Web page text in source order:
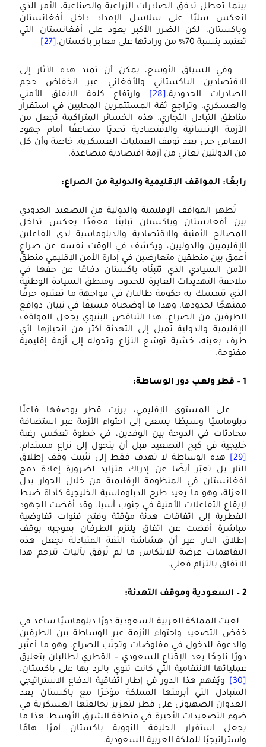
بينما تعطل تدفق الصادرات الزراعية والصناعية، الأمر الذي
انعكس سلبًا على سلاسل الإمداد داخل أفغانستان
وباكستان، لكن الضرر الأكبر يعود على أفغانستان التي
تعتمد بنسبة 70% من ورادتها على معابر باكستان.
[27]
وفي السياق الأوسع، يمكن أن تمتد هذه الآثار إلى
الاقتصادين الباكستاني والأفغاني عبر انخفاض حجم
الصادرات الحدودية، [28]
وارتفاع كلفة الانفاق الأمني
والعسكري، وتراجع ثقة المستثمرين المحليين في استقرار
مناطق التبادل التجاري. هذه الخسائر المتراكمة تجعل من
الأزمة الإنسانية والاقتصادية تحديًا مضاعفًا أمام جهود
التعافي حتى بعد توقف العمليات العسكرية، خاصة وأن كل
من الدولتين تعاني من أزمة اقتصادية متصاعدة.
رابعًا: المواقف الإقليمية والدولية من الصراع:
تُظهر المواقف الإقليمية والدولية من التصعيد الحدودي
بين أفغانستان وباكستان تباينًا معقّدًا يعكس تداخل
المصالح الأمنية والاقتصادية والدبلوماسية لدى الفاعلين
الإقليميين والدوليين، ويكشف في الوقت نفسه عن صراعٍ
أعمق بين منطقين متعارضين في إدارة الأمن الإقليمي منطق
الأمن السيادي الذي تتبنّاه باكستان دفاعًا عن حقها في
ملاحقة التهديدات العابرة للحدود، ومنطق السيادة الوطنية
الذي تتمسك به حكومة طالبان في مواجهة ما تعتبره خرقًا
ممنهجًا لحدودها، وهذا ما أوضحناه مسبقًا في تبيان دوافع
الطرفين من الصراع. هذا التناقض البنيوي يجعل المواقف
الإقليمية والدولية تميل إلى التهدئة أكثر من انحيازها لأي
طرف بعينه، خشية توسّع النزاع وتحوله إلى أزمة إقليمية
مفتوحة.
1 – قطر ولعب دور الوساطة:
على المستوى الإقليمي، برزت قطر بوصفها فاعلًا
دبلوماسيًا وسـيطًا يسعى إلى احتواء الأزمة عبر استضافة
محادثات في الدوحة بين الوفدين، في خطوة تعكس رغبة
خليجية في كبح التصعيد قبل أن يتحول إلى نزاع مستدام.
[29]
هذه الوساطة لا تهدف فقط إلى تثبيت وقف إطلاق
النار بل تعبّر أيضًا عن إدراك متزايد لضرورة إعادة دمج
أفغانستان في المنظومة الإقليمية من خلال الحوار بدل
العزلة، وهو ما يعيد طرح الدبلوماسية الخليجية كأداة ضبط
لإيقاع التفاعلات الأمنية في جنوب آسيا. وقد أفضت الجهود
القطرية إلى اتفاقات هدنة مؤقتة وفتح قنوات تفاوضية
مباشرة أفضت عن اتفاق يلتزم الطرفان بموجبه بوقف
إطلاق النار، غير أن هشاشة الثقة المتبادلة تجعل هذه
التفاهمات عرضة للانتكاس ما لم تُرفق بآليات تترجم هذا
الاتفاق بالتزام فعلي.
2 – السعودية وموقف التهدئة:
لعبت المملكة العربية السعودية دورًا دبلوماسيًا ساعد في
خفض التصعيد واحتواء الأزمة عبر الوساطة بين الطرفين
والدعوة للدخول في مفاوضات وتجنّب الصراع، وهو ما أعتُبر
دورًا ناجحًا بعد الإقناع السعودي – القطري لطالبان بتعليق
عملياتها الانتقامية التي كانت تنوي بالرد بها على باكستان.
[30]
ويُفهم هذا الدور في إطار اتفاقية الدفاع الاستراتيجي
المتبادل التي أبرمتها المملكة مؤخرًا مع باكستان بعد
العدوان الصهيوني على قطر لتعزيز تحالفتها العسكرية في
ضوء التصعيدات الأخيرة في منطقة الشرق الأوسط. هذا ما
يجعل استقرار الحليفة النووية باكستان أمرًا هامًا
واستراتيجيًا للملكة العربية السعودية.